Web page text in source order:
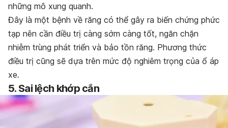
những mô xung quanh.
Đây là một bệnh về răng có thể gây ra biến chứng phức
tạp nên cần điều trị càng sớm càng tốt, ngăn chặn
nhiễm trùng phát triển và bảo tồn răng. Phương thức
điều trị cũng sẽ dựa trên mức độ nghiêm trọng của ổ áp
xe.
5. Sai lệch khớp cắn